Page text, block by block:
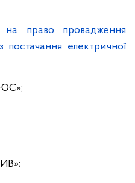
право провадження
постачання електричної